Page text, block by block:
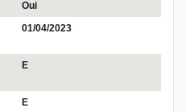
Oui
01/04/2023
E
E